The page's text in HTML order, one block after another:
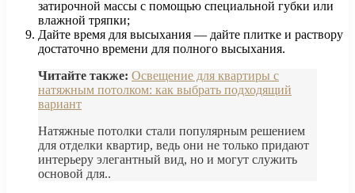
затирочной массы с помощью специальной губки или
влажной тряпки;
Дайте время для высыхания — дайте плитке и раствору
достаточно времени для полного высыхания.
Читайте также: Освещение для квартиры с
натяжным потолком: как выбрать подходящий
вариант
Натяжные потолки стали популярным решением
для отделки квартир, ведь они не только придают
интерьеру элегантный вид, но и могут служить
основой для..